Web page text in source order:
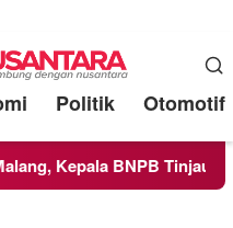
Politik Otomotif
Tinjau Langsung Lokasi